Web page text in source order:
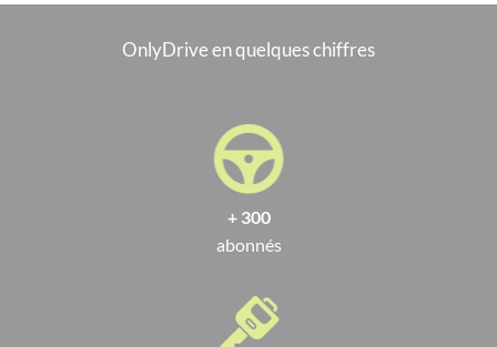
OnlyDrive en quelques chiffres
+ 300
abonnés